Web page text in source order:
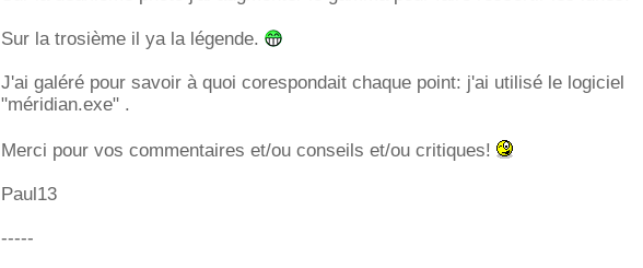
Sur la trosième il ya la légende.
J'ai galéré pour savoir à quoi corespondait chaque point: j'ai utilisé le logiciel
"méridian.exe" .
Merci pour vos commentaires et/ou conseils et/ou critiques!
Paul13
-----